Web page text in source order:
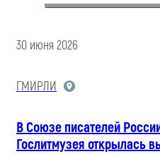
30 июня 2026
ГМИРЛИ
В Союзе писателей
Гослитмузея открылась